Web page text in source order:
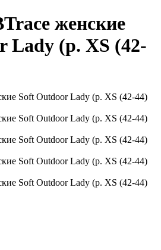
женские
Lady (р. XS (42-